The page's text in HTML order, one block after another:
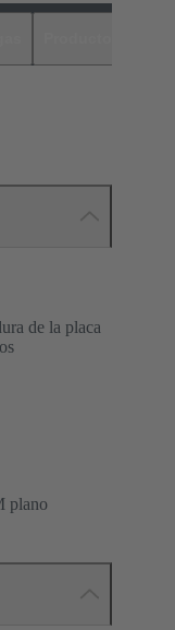
de la placa
plano